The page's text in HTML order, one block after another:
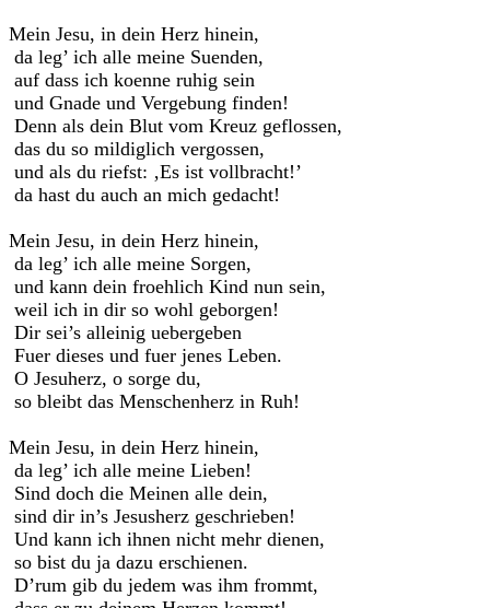
Mein Jesu, in dein Herz hinein,
da leg’ ich alle meine Suenden,
auf dass ich koenne ruhig sein
und Gnade und Vergebung finden!
Denn als dein Blut vom Kreuz geflossen,
das du so mildiglich vergossen,
und als du riefst: ‚Es ist vollbracht!’
da hast du auch an mich gedacht!
Mein Jesu, in dein Herz hinein,
da leg’ ich alle meine Sorgen,
und kann dein froehlich Kind nun sein,
weil ich in dir so wohl geborgen!
Dir sei’s alleinig uebergeben
Fuer dieses und fuer jenes Leben.
O Jesuherz, o sorge du,
so bleibt das Menschenherz in Ruh!
Mein Jesu, in dein Herz hinein,
da leg’ ich alle meine Lieben!
Sind doch die Meinen alle dein,
sind dir in’s Jesusherz geschrieben!
Und kann ich ihnen nicht mehr dienen,
so bist du ja dazu erschienen.
D’rum gib du jedem was ihm frommt,